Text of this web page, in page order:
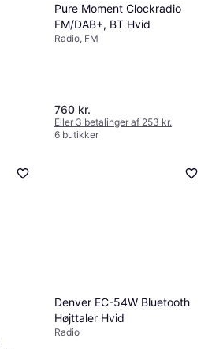
Pure Moment Clockradio
FM/DAB+, BT Hvid
Radio, FM
760 kr.
Eller 3 betalinger af 253 kr.
6 butikker
Denver EC-54W Bluetooth
Højttaler Hvid
Radio